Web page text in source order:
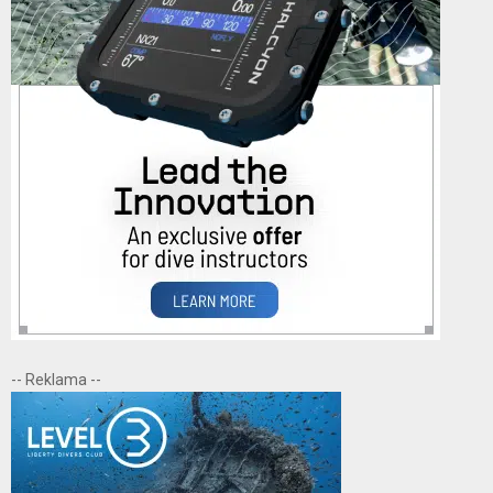
-- Reklama --